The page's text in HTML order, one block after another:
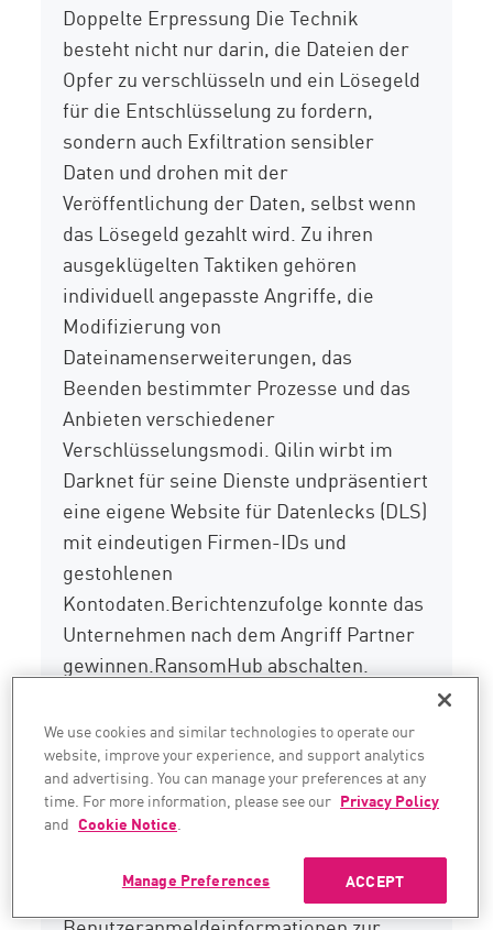
Doppelte Erpressung Die Technik
besteht nicht nur darin, die Dateien der
Opfer zu verschlüsseln und ein Lösegeld
für die Entschlüsselung zu fordern,
sondern auch Exfiltration sensibler
Daten und drohen mit der
Veröffentlichung der Daten, selbst wenn
das Lösegeld gezahlt wird. Zu ihren
ausgeklügelten Taktiken gehören
individuell angepasste Angriffe, die
Modifizierungvon
Dateinamenserweiterungen, das
Beenden bestimmter Prozesse und das
Anbieten verschiedener
Verschlüsselungsmodi. Qilinwirbt im
Darknet für seine Dienste undpräsentiert
eine eigene Website für Datenlecks (DLS)
mit eindeutigen Firmen-IDs und
gestohlenen
Kontodaten. Berichtenzufolge konnte das
Unternehmen nach dem Angriff Partner
gewinnen. RansomHub abschalten.
6.Ryuk
Ryukist ein Beispiel für eine sehr
gezielte Ransomware-Variante. Die
Verbreitung erfolgt häufig über Spear-
Phishing-E-Mails oder durch die
Verwendung kompromittierter
We use cookies and similar technologies to operate our
website, improve your experience, and support analytics
and advertising. You can manage your preferences at any
time. For more information, please see our Privacy Policy
and Cookie Notice.
ACCEPT
Manage Preferences